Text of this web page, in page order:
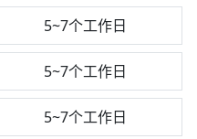
5~7个工作日
5~7个工作日
5~7个工作日